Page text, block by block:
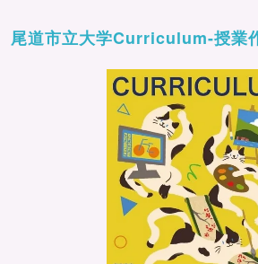
尾道市立大学Curriculum-授業